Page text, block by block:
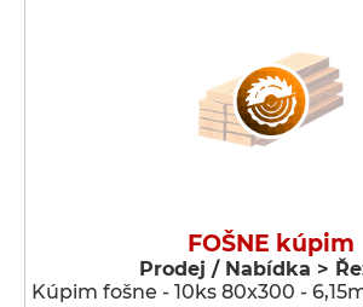
FOŠNE kúpim
Prodej / Nabídka >
Kúpim fošne - 10ks 80x300 -